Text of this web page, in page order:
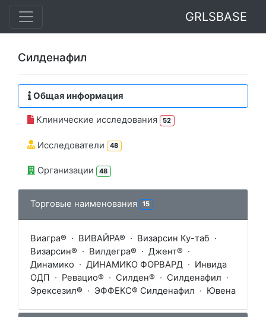
GRLSBASE
Силденафил
Общая информация
Клинические исследования 52
Исследователи 48
Организации 48
Торговые наименования 15
Виагра® · ВИВАЙРА® · Визарсин Ку-таб ·
Визарсин® · Вилдегра® · Джент® ·
Динамико · ДИНАМИКО ФОРВАРД · Инвида
ОДП · Ревацио® · Силден® · Силденафил ·
Эрексезил® · ЭФФЕКС® Силденафил · Ювена